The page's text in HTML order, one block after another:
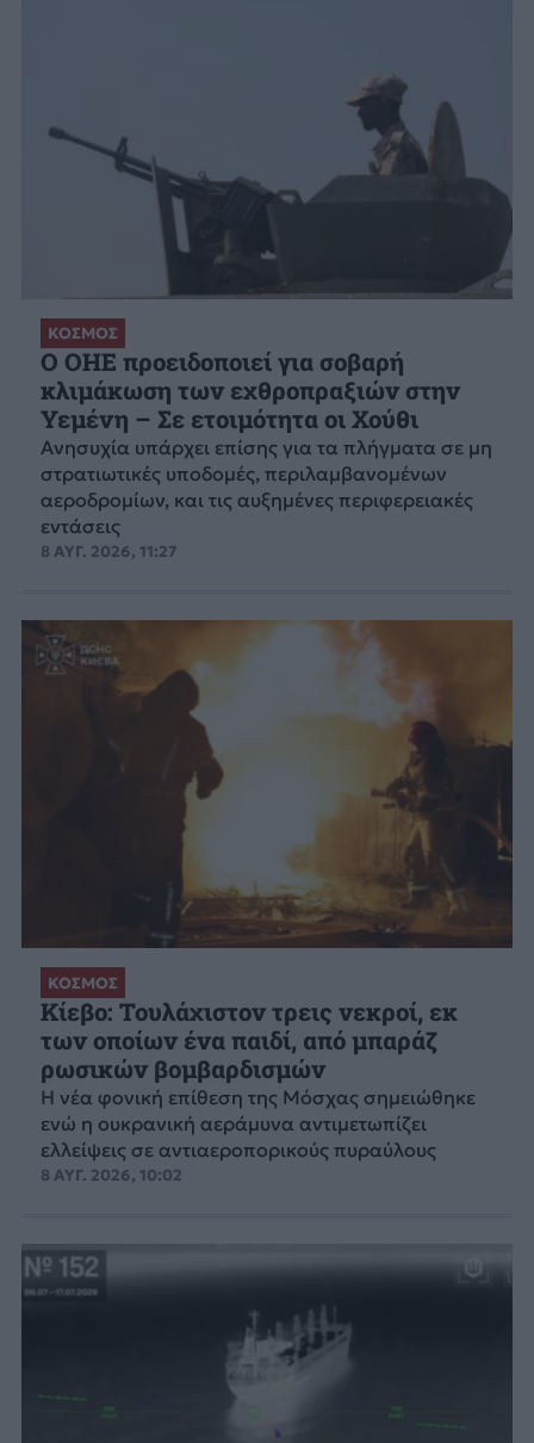
ΚΟΣΜΟΣ
Ο ΟΗΕ προειδοποιεί για σοβαρή
κλιμάκωση των εχθροπραξιών στην
Υεμένη – Σε ετοιμότητα οι Χούθι
Ανησυχία υπάρχει επίσης για τα πλήγματα σε μη
στρατιωτικές υποδομές, περιλαμβανομένων
αεροδρομίων, και τις αυξημένες περιφερειακές
εντάσεις
8 ΑΥΓ. 2026, 11:27
ΚΟΣΜΟΣ
Κίεβο: Τουλάχιστον τρεις νεκροί, εκ
των οποίων ένα παιδί, από μπαράζ
ρωσικών βομβαρδισμών
Η νέα φονική επίθεση της Μόσχας σημειώθηκε
ενώ η ουκρανική αεράμυνα αντιμετωπίζει
ελλείψεις σε αντιαεροπορικούς πυραύλους
8 ΑΥΓ. 2026, 10:02